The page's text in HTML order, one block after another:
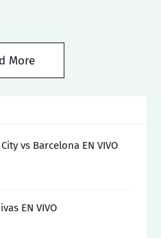
More
vs Barcelona EN VIVO
EN VIVO